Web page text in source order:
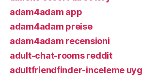
adam4adam app
adam4adam preise
adam4adam recensioni
adult-chat-rooms reddit
adultfriendfinder-inceleme